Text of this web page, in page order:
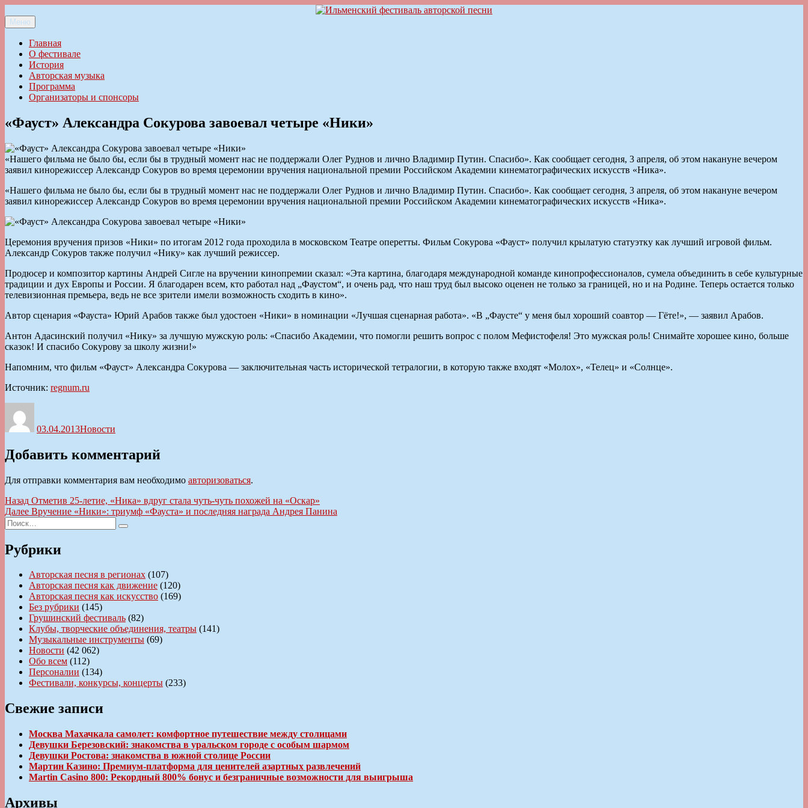
к
содержимому
Ильменский фестиваль авторской песни
Меню
Главная
О фестивале
История
Авторская музыка
Программа
Организаторы и спонсоры
«Фауст» Александра Сокурова завоевал четыре «Ники»
«Нашего фильма не было бы, если бы в трудный момент нас не поддержали Олег Руднов и лично Владимир Путин. Спасибо». Как сообщает сегодня, 3 апреля, об этом накануне вечером
заявил кинорежиссер Александр Сокуров во время церемонии вручения национальной премии Российском Академии кинематографических искусств «Ника».
«Нашего фильма не было бы, если бы в трудный момент нас не поддержали Олег Руднов и лично Владимир Путин. Спасибо». Как сообщает сегодня, 3 апреля, об этом накануне вечером
заявил кинорежиссер Александр Сокуров во время церемонии вручения национальной премии Российском Академии кинематографических искусств «Ника».
Церемония вручения призов «Ники» по итогам 2012 года проходила в московском Театре оперетты. Фильм Сокурова «Фауст» получил крылатую статуэтку как лучший игровой фильм.
Александр Сокуров также получил «Нику» как лучший режиссер.
Продюсер и композитор картины Андрей Сигле на вручении кинопремии сказал: «Эта картина, благодаря международной команде кинопрофессионалов, сумела объединить в себе культурные
традиции и дух Европы и России. Я благодарен всем, кто работал над „Фаустом“, и очень рад, что наш труд был высоко оценен не только за границей, но и на Родине. Теперь остается только
телевизионная премьера, ведь не все зрители имели возможность сходить в кино».
Автор сценария «Фауста» Юрий Арабов также был удостоен «Ники» в номинации «Лучшая сценарная работа». «В „Фаусте“ у меня был хороший соавтор — Гёте!», — заявил Арабов.
Антон Адасинский получил «Нику» за лучшую мужскую роль: «Спасибо Академии, что помогли решить вопрос с полом Мефистофеля! Это мужская роль! Снимайте хорошее кино, больше
сказок! И спасибо Сокурову за школу жизни!»
Напомним, что фильм «Фауст» Александра Сокурова — заключительная часть исторической тетралогии, в которую также входят «Молох», «Телец» и «Солнце».
Источник: regnum.ru
03.04.2013Новости
Добавить комментарий
Для отправки комментария вам необходимо авторизоваться.
Навигация
по
записям
Назад Предыдущая
запись:
Отметив 25-летие, «Ника» вдруг стала чуть-чуть похожей на «Оскар»
Далее Следующая
Вручение «Ники»: триумф «Фауста» и последняя награда Андрея Панина
Искать:
Поиск
Рубрики
Авторская песня в регионах (107)
Авторская песня как движение (120)
Авторская песня как искусство (169)
Без рубрики (145)
Грушинский фестиваль (82)
Клубы, творческие объединения, театры (141)
Музыкальные инструменты (69)
Новости (42 062)
Обо всем (112)
Персоналии (134)
Фестивали, конкурсы, концерты (233)
Свежие записи
Москва Махачкала самолет: комфортное путешествие между столицами
Девушки Березовский: знакомства в уральском городе с особым шармом
Девушки Ростова: знакомства в южной столице России
Мартин Казино: Премиум-платформа для ценителей азартных развлечений
Martin Casino 800: Рекордный 800% бонус и безграничные возможности для выигрыша
Архивы